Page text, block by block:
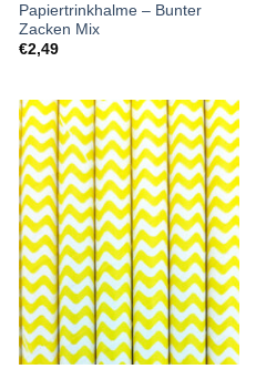
Papiertrinkhalme – Bunter
Zacken Mix
€2,49